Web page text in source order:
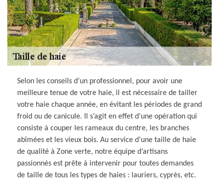
Selon les conseils d’un professionnel, pour avoir une
meilleure tenue de votre haie, il est nécessaire de tailler
votre haie chaque année, en évitant les périodes de grand
froid ou de canicule. Il s’agit en effet d’une opération qui
consiste à couper les rameaux du centre, les branches
abîmées et les vieux bois. Au service d’une taille de haie
de qualité à Zone verte, notre équipe d’artisans
passionnés est prête à intervenir pour toutes demandes
de taille de tous les types de haies : lauriers, cyprès, etc.